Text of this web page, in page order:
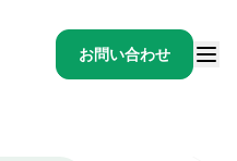
お問い合わせ